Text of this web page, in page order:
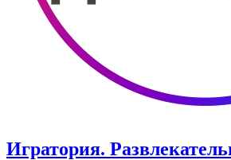
Игратория.